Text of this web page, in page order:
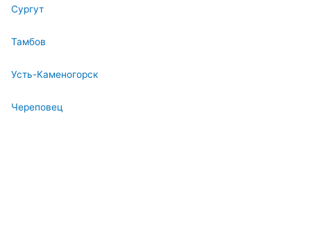
Сургут
Тамбов
Усть-Каменогорск
Череповец